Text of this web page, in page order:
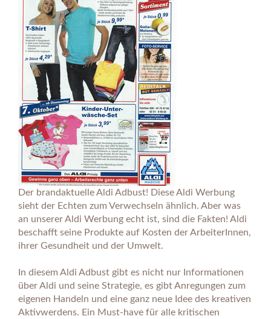
Der brandaktuelle Aldi Adbust! Diese Aldi Werbung
sieht der Echten zum Verwechseln ähnlich. Aber was
an unserer Aldi Werbung echt ist, sind die Fakten! Aldi
beschafft seine Produkte auf Kosten der ArbeiterInnen,
ihrer Gesundheit und der Umwelt.
In diesem Aldi Adbust gibt es nicht nur Informationen
über Aldi und seine Strategie, es gibt Anregungen zum
eigenen Handeln und eine ganz neue Idee des kreativen
Aktivwerdens. Ein Must-have für alle kritischen